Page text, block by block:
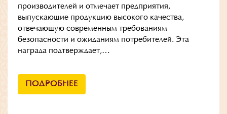
производителей и отмечает предприятия,
выпускающие продукцию высокого качества,
отвечающую современным требованиям
безопасности и ожиданиям потребителей. Эта
награда подтверждает,…
ПОДРОБНЕЕ